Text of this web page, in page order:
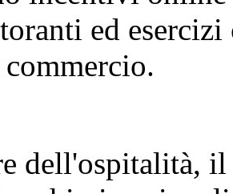
ed
dell'ospitalità,